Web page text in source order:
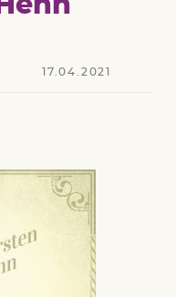
17.04.2021